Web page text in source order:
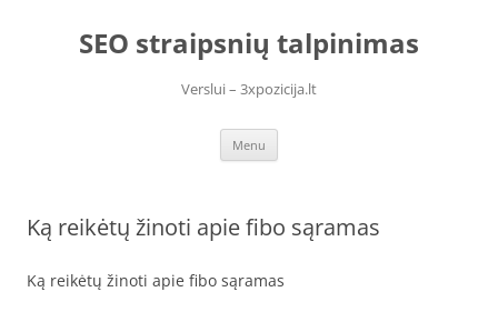
contentSEO straipsnių talpinimas
Verslui – 3xpozicija.lt
Menu
Ką reikėtų žinoti apie fibo sąramas
Ką reikėtų žinoti apie fibo sąramas